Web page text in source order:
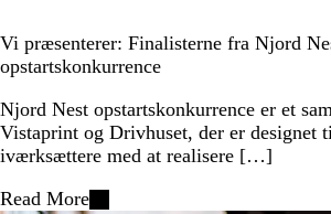
Vi præsenterer: Finalisterne fra Njord
opstartskonkurrence
Njord Nest opstartskonkurrence er et
Vistaprint og Drivhuset, der er designet
iværksættere med at realisere […]
Read More